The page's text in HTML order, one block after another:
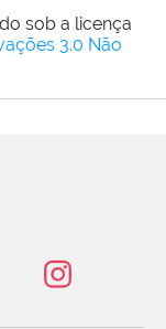
sob a licença
3.0 Não